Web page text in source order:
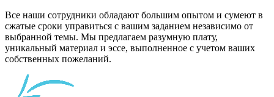
Все наши сотрудники обладают большим опытом и сумеют в
сжатые сроки управиться с вашим заданием независимо от
выбранной темы. Мы предлагаем разумную плату,
уникальный материал и эссе, выполненное с учетом ваших
собственных пожеланий.